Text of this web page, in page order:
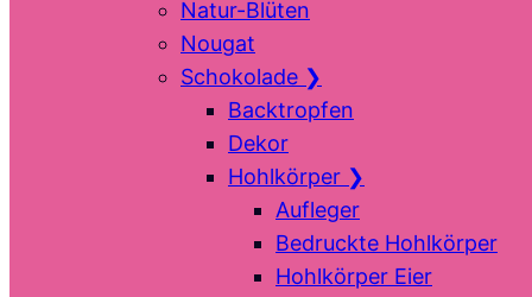
Natur-Blüten
Nougat
Schokolade ❯
Backtropfen
Dekor
Hohlkörper ❯
Aufleger
Bedruckte Hohlkörper
Hohlkörper Eier